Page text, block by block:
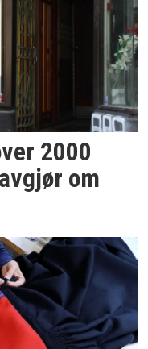
2000
om